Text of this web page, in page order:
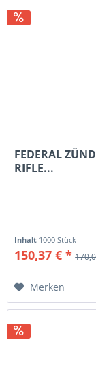
FEDERAL
RIFLE...
Inhalt 1000 Stück
150,37 € *
Merken